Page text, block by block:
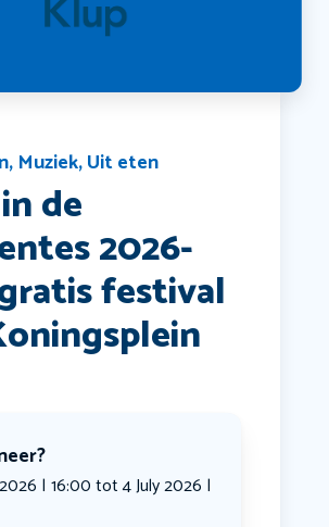
, Muziek,Uit eten
de
2026-
festival
| 16:00 tot 4 July 2026 |